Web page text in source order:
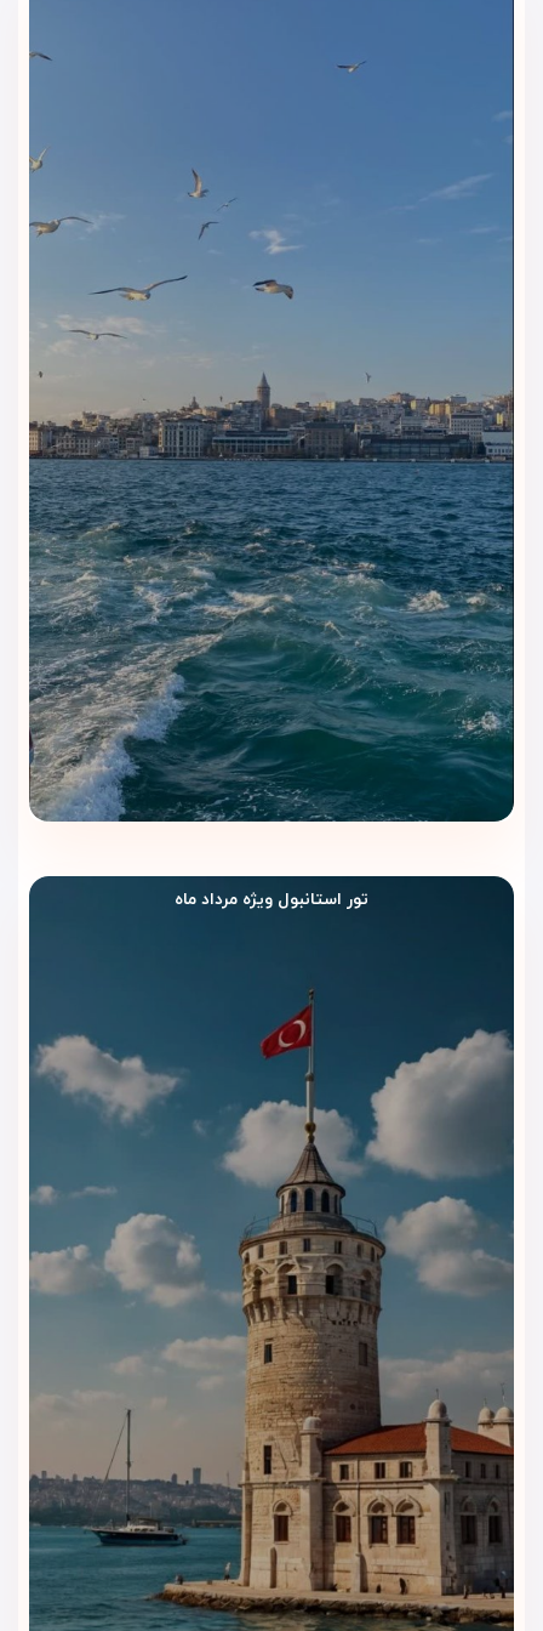
سبک و غذاهای محلی ترکی است. در وعده‌های ناهار و شام نیز
مجموعه‌ای از غذاهای بین‌المللی و ترکی با کیفیت بالا سرو می‌شود
کافه لابی
کافه لابی هتل محیطی دنج و آرام دارد و برای نوشیدن قهوه
تازه‌دم، چای، میان‌وعده یا استراحت بعد از یک روز گردش در شهر،
انتخابی عالی محسوب می‌شود. طراحی داخلی این کافه با مبلمان
راحت و نورپردازی گرم، فضایی صمیمی ایجاد کرده است.
چرا هتل گلدن ایج استانبول را با
ویداگشت رزرو کنیم؟
انتخاب محل اقامت در سفر به استانبول نقش مهمی در کیفیت
تجربه شما دارد.
هتل گلدن ایج استانبول (Golden Age Hotel
رفاهی کامل، فضای آرام و دسترسی آسان به جاذبه‌های تاریخی و
مراکز خرید، یکی از بهترین گزینه‌ها برای اقامت در مرکز شهر محسوب
🛎رزرو مطمئن و سریع
با بهترین قیمت‌های روز
پشتیبانی ۲۴ ساعته
در تمام مراحل سفر
مشاوره تخصصی
برای انتخاب بهترین نوع اتاق و خدمات مناسب
پکیج‌های کامل سفرشامل بلیط رفت‌وبرگشت، ترنسفر
فرودگاهی و گشت شهری
سفر بدون دغدغهبا تیم حرفه‌ای ویداگشت در کنار شما
با ویداگشت، رزرو هتل گلدن ایج استانبول تنها یک انتخاب ساده
نیست؛ بلکه شروع یک تجربه راحت، منظم و به‌یادماندنی در قلب
پرانرژی استانبول است.
تور استانبول ویژه مرداد ماه